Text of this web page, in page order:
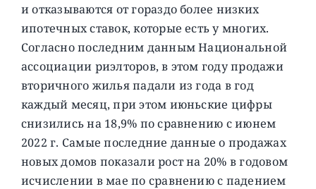
и отказываются от гораздо более низких
ипотечных ставок, которые есть у многих.
Согласно последним данным Национальной
ассоциации риэлторов, в этом году продажи
вторичного жилья падали из года в год
каждый месяц, при этом июньские цифры
снизились на 18,9% по сравнению с июнем
2022 г. Самые последние данные о продажах
новых домов показали рост на 20% в годовом
исчислении в мае по сравнению с падением